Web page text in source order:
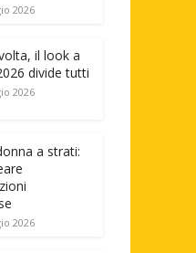
2026
il look a
divide tutti
2026
a strati:
2026